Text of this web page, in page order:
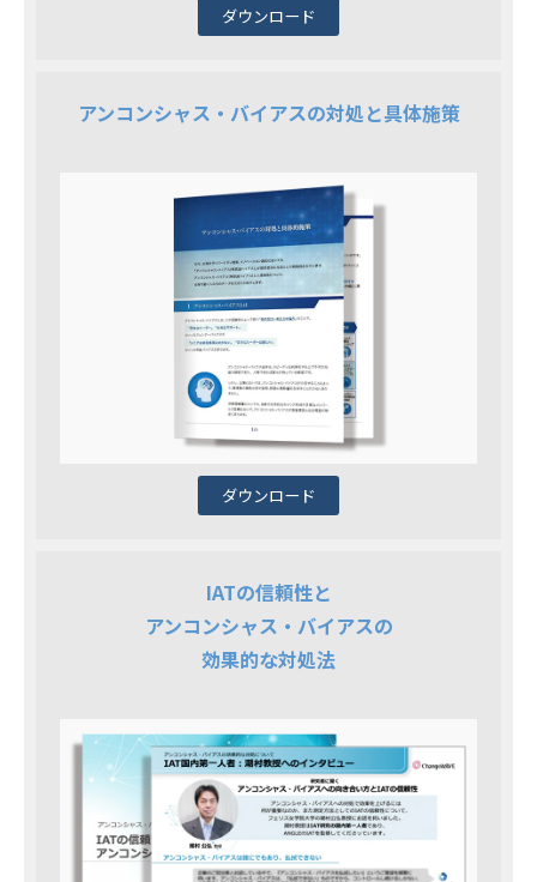
ダウンロード
アンコンシャス・バイアスの対処と具体施策
ダウンロード
IATの信頼性と
アンコンシャス・バイアスの
効果的な対処法